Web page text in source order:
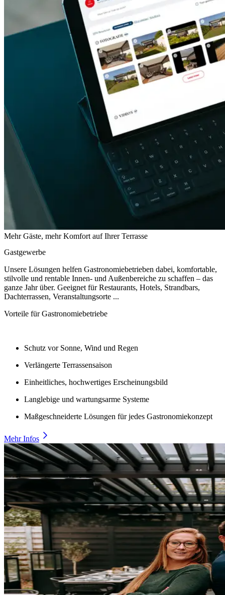
Mehr Gäste, mehr Komfort auf Ihrer Terrasse
Gastgewerbe
Unsere Lösungen helfen Gastronomiebetrieben dabei, komfortable,
stilvolle und rentable Innen- und Außenbereiche zu schaffen – das
ganze Jahr über. Geeignet für Restaurants, Hotels, Strandbars,
Dachterrassen, Veranstaltungsorte ...
Vorteile für Gastronomiebetriebe
Schutz vor Sonne, Wind und Regen
Verlängerte Terrassensaison
Einheitliches, hochwertiges Erscheinungsbild
Langlebige und wartungsarme Systeme
Maßgeschneiderte Lösungen für jedes Gastronomiekonzept
Mehr Infos